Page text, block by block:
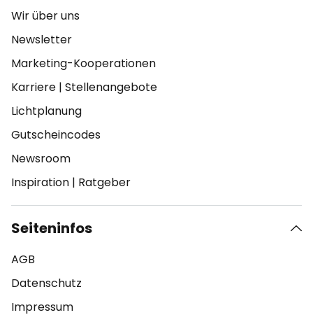
Wir über uns
Newsletter
Marketing-Kooperationen
Karriere | Stellenangebote
Lichtplanung
Gutscheincodes
Newsroom
Inspiration | Ratgeber
Seiteninfos
AGB
Datenschutz
Impressum